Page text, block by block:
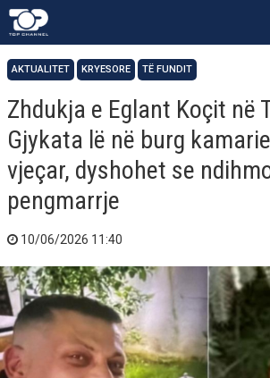
AKTUALITET KRYESORE TË FUNDIT
Zhdukja e Eglant Koçit në
Gjykata lë në burg
vjeçar, dyshohet se
pengmarrje
10/06/2026 11:40